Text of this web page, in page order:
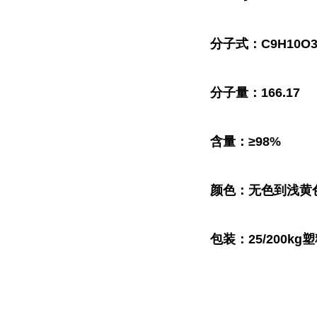
分子式：C9H10O3
分子量：166.17
含量：≥98%
颜色：无色到浅黄
包装：25/200kg